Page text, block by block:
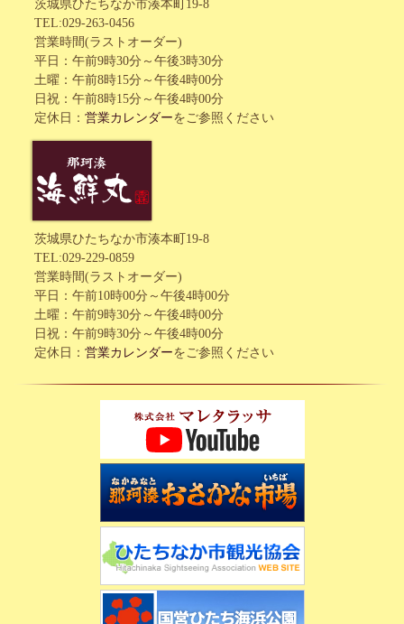
茨城県ひたちなか市湊本町19-8
TEL:029-263-0456
営業時間(ラストオーダー)
平日：午前9時30分～午後3時30分
土曜：午前8時15分～午後4時00分
日祝：午前8時15分～午後4時00分
定休日： 営業カレンダーをご参照ください
茨城県ひたちなか市湊本町19-8
TEL:029-229-0859
営業時間(ラストオーダー)
平日：午前10時00分～午後4時00分
土曜：午前9時30分～午後4時00分
日祝：午前9時30分～午後4時00分
定休日： 営業カレンダーをご参照ください